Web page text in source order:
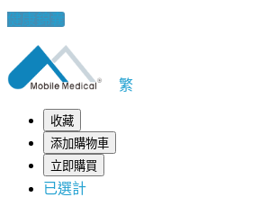
健康錦囊
繁
收藏
添加購物車
立即購買
已選計